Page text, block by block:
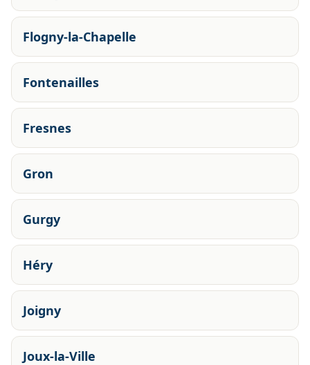
Flogny-la-Chapelle
Fontenailles
Fresnes
Gron
Gurgy
Héry
Joigny
Joux-la-Ville